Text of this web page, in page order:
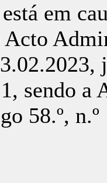
em
Acto
sendo a
58.º,